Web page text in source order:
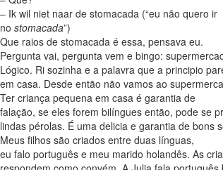
– Ik wil niet naar de stomacada (“eu não quero ir
no stomacada”)
Que raios de stomacada é essa, pensava eu.
Pergunta vai, pergunta vem e bingo:
Lógico. Ri sozinha e a palavra que a principio
em casa. Desde então não vamos ao
Ter criança pequena em casa é garantia de
falação, se eles forem bilíngues então, pode se
lindas pérolas. É uma delicia e garantia de bons
Meus filhos são criados entre duas línguas,
eu falo português e meu marido holandês. As